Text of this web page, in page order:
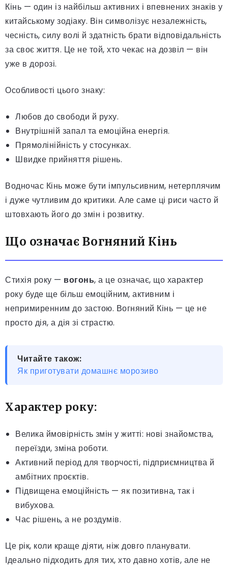
Кінь — один із найбільш активних і впевнених знаків у
китайському зодіаку. Він символізує незалежність,
чесність, силу волі й здатність брати відповідальність
за своє життя. Це не той, хто чекає на дозвіл — він
уже в дорозі.
Особливості цього знаку:
Любов до свободи й руху.
Внутрішній запал та емоційна енергія.
Прямолінійність у стосунках.
Швидке прийняття рішень.
Водночас Кінь може бути імпульсивним, нетерплячим
і дуже чутливим до критики. Але саме ці риси часто й
штовхають його до змін і розвитку.
Що означає Вогняний Кінь
Стихія року — вогонь, а це означає, що характер
року буде ще більш емоційним, активним і
непримиренним до застою. Вогняний Кінь — це не
просто дія, а дія зі страстю.
Читайте також:
Як приготувати домашнє морозиво
Характер року:
Велика ймовірність змін у житті: нові знайомства,
переїзди, зміна роботи.
Активний період для творчості, підприємництва й
амбітних проєктів.
Підвищена емоційність — як позитивна, так і
вибухова.
Час рішень, а не роздумів.
Це рік, коли краще діяти, ніж довго планувати.
Ідеально підходить для тих, хто давно хотів, але не